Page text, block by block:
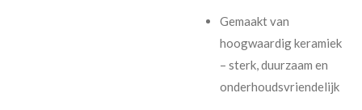
Gemaakt van
hoogwaardig keramiek
– sterk, duurzaam en
onderhoudsvriendelijk